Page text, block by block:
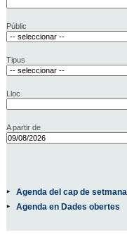
Públic
Tipus
Lloc
A partir de
Agenda del cap de setmana
Agenda en Dades obertes